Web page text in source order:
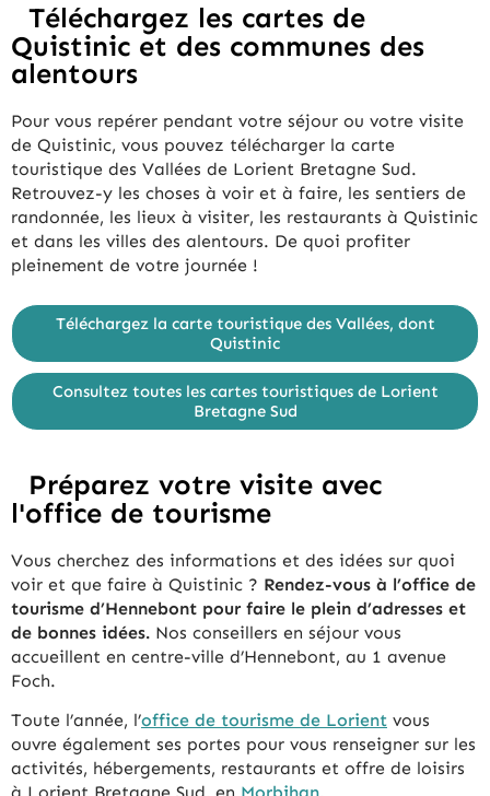
Téléchargez les cartes de
Quistinic et des communes des
alentours
Pour vous repérer pendant votre séjour ou votre visite
de Quistinic, vous pouvez télécharger la carte
touristique des Vallées de Lorient Bretagne Sud.
Retrouvez-y les choses à voir et à faire, les sentiers de
randonnée, les lieux à visiter, les restaurants à Quistinic
et dans les villes des alentours. De quoi profiter
pleinement de votre journée !
Téléchargez la carte touristique des Vallées, dont
Quistinic
Consultez toutes les cartes touristiques de Lorient
Bretagne Sud
Préparez votre visite avec
l'office de tourisme
Vous cherchez des informations et des idées sur quoi
voir et que faire à Quistinic ? Rendez-vous à l’office de
tourisme d’Hennebont pour faire le plein d’adresses et
de bonnes idées. Nos conseillers en séjour vous
accueillent en centre-ville d’Hennebont, au 1 avenue
Foch.
Toute l’année, l’office de tourisme de Lorient vous
ouvre également ses portes pour vous renseigner sur les
activités, hébergements, restaurants et offre de loisirs